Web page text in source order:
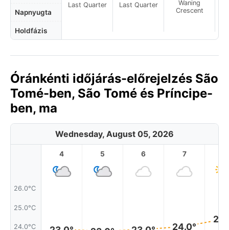
Napnyugta
Holdfázis
Last Quarter Last Quarter
Waning
Crescent
Óránkénti időjárás-előrejelzés São
Tomé-ben, São Tomé és Príncipe-
ben, ma
Wednesday, August 05, 2026
26.0°C
25.0°C
24.0°C
4 5 6 7
24.0°